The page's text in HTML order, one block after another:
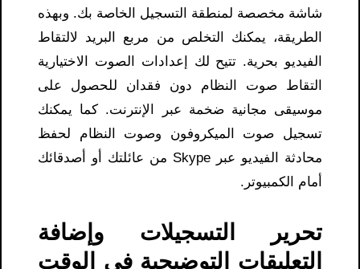
شاشة مخصصة لمنطقة التسجيل الخاصة بك. وبهذه
الطريقة، يمكنك التخلص من مربع البريد لالتقاط
الفيديو بحرية. تتيح لك إعدادات الصوت الاختيارية
التقاط صوت النظام دون فقدان للحصول على
موسيقى مجانية ضخمة عبر الإنترنت. كما يمكنك
تسجيل صوت الميكروفون وصوت النظام لحفظ
محادثة الفيديو عبر Skype من عائلتك أو أصدقائك
أمام الكمبيوتر.
تحرير التسجيلات وإضافة
التعليقات التوضيحية في الوقت